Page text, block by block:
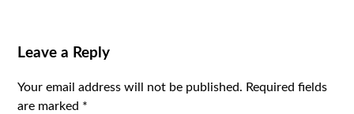
Leave a Reply
Your email address will not be published. Required fields
are marked *